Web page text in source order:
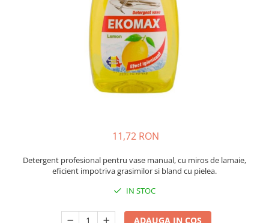
Caiete si blocnotesuri
Dosare, folii protectie si mape
Accesorii diverse pentru birou
Etichetare si ambalare
Arhivare si depozitare
Stilouri
Creioane mecanice si grafit
11,72 RON
Detergent profesional pentru vase manual, cu miros de lamaie,
eficient impotriva grasimilor si bland cu pielea.
IN STOC
ADAUGA IN COS